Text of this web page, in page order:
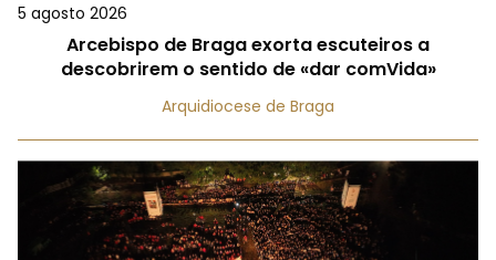
5 agosto 2026
Arcebispo de Braga exorta escuteiros a
descobrirem o sentido de «dar comVida»
Arquidiocese de Braga